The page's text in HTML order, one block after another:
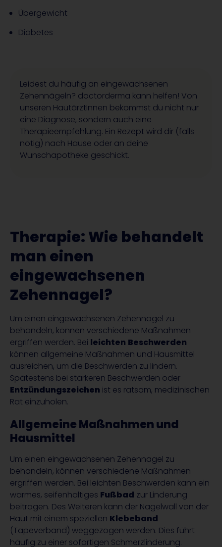
Übergewicht
Diabetes
Leidest du häufig an eingewachsenen
Zehennägeln? doctorderma kann helfen! Von
unseren HautärztInnen bekommst du nicht nur
eine Diagnose, sondern auch eine
Therapieempfehlung. Ein Rezept wird dir (falls
nötig) nach Hause oder an deine
Wunschapotheke geschickt.
Therapie: Wie behandelt
man einen
eingewachsenen
Zehennagel?
Um einen eingewachsenen Zehennagel zu
behandeln, können verschiedene Maßnahmen
ergriffen werden. Bei leichten Beschwerden
können allgemeine Maßnahmen und Hausmittel
ausreichen, um die Beschwerden zu lindern.
Spätestens bei stärkeren Beschwerden oder
Entzündungszeichen ist es ratsam, medizinischen
Rat einzuholen.
Allgemeine Maßnahmen und
Hausmittel
Um einen eingewachsenen Zehennagel zu
behandeln, können verschiedene Maßnahmen
ergriffen werden. Bei leichten Beschwerden kann ein
warmes, seifenhaltiges Fußbad zur Linderung
beitragen. Des Weiteren kann der Nagelwall von der
Haut mit einem speziellen Klebeband
(Tapeverband) weggezogen werden. Dies führt
häufig zu einer sofortigen Schmerzlinderung.